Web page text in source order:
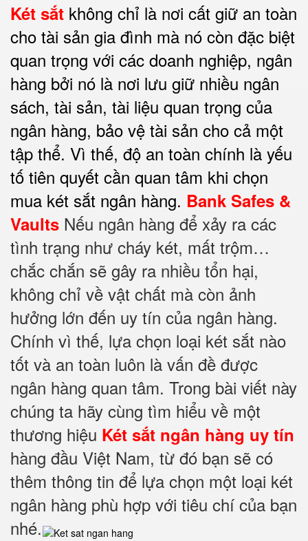
Két sắt không chỉ là nơi cất giữ an toàn
cho tài sản gia đình mà nó còn đặc biệt
quan trọng với các doanh nghiệp, ngân
hàng bởi nó là nơi lưu giữ nhiều ngân
sách, tài sản, tài liệu quan trọng của
ngân hàng, bảo vệ tài sản cho cả một
tập thể. Vì thế, độ an toàn chính là yếu
tố tiên quyết cần quan tâm khi chọn
mua két sắt ngân hàng. Bank Safes &
Vaults Nếu ngân hàng để xảy ra các
tình trạng như cháy két, mất trộm…
chắc chắn sẽ gây ra nhiều tổn hại,
không chỉ về vật chất mà còn ảnh
hưởng lớn đến uy tín của ngân hàng.
Chính vì thế, lựa chọn loại két sắt nào
tốt và an toàn luôn là vấn đề được
ngân hàng quan tâm. Trong bài viết này
chúng ta hãy cùng tìm hiểu về một
thương hiệu Két sắt ngân hàng uy tín
hàng đầu Việt Nam, từ đó bạn sẽ có
thêm thông tin để lựa chọn một loại két
ngân hàng phù hợp với tiêu chí của bạn
nhé.